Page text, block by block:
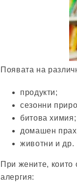
Появата на
продукти;
сезонни
битова химия;
домашен
животни и др.
При жените, които
алергия: